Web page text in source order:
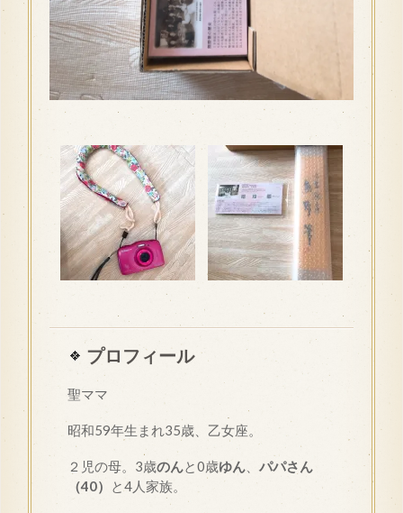
プロフィール
聖ママ
昭和59年生まれ35歳、乙女座。
２児の母。3歳のんと0歳ゆん
パパさん
（40）
と4人家族。